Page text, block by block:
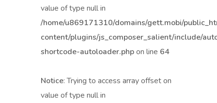
value of type null in
/home/u869171310/domains/gett.mobi/
content/plugins/js_composer_salient/include/
shortcode-autoloader.phpon line 64
Notice: Trying to access array offset on
value of type null in